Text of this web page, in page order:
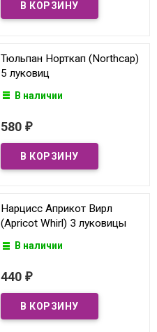
Тюльпан Норткап (Northcap)
5 луковиц
В наличии
580 ₽
Нарцисс Априкот Вирл
(Apricot Whirl) 3 луковицы
В наличии
440 ₽